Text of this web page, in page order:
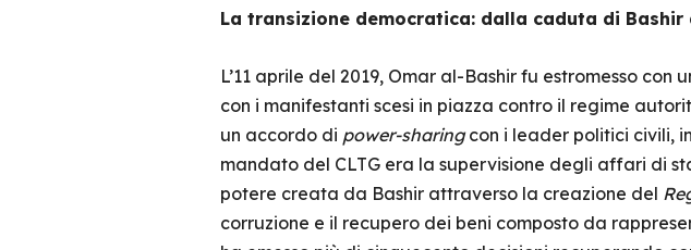
La transizione democratica: dalla caduta di
L’11 aprile del 2019, Omar al-Bashir fu estromesso
con i manifestanti scesi in piazza contro il regime
un accordo di power-sharingcon i leader politici civili,
mandato del CLTG era la supervisione degli affari di
potere creata da Bashir attraverso la creazione del
corruzione e il recupero dei beni composto da